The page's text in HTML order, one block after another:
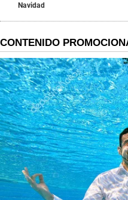
Navidad